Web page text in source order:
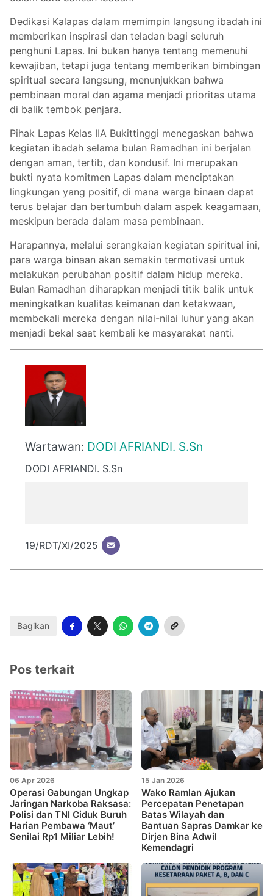
Dedikasi Kalapas dalam memimpin langsung ibadah ini
memberikan inspirasi dan teladan bagi seluruh
penghuni Lapas. Ini bukan hanya tentang memenuhi
kewajiban, tetapi juga tentang memberikan bimbingan
spiritual secara langsung, menunjukkan bahwa
pembinaan moral dan agama menjadi prioritas utama
di balik tembok penjara.
Pihak Lapas Kelas IIA Bukittinggi menegaskan bahwa
kegiatan ibadah selama bulan Ramadhan ini berjalan
dengan aman, tertib, dan kondusif. Ini merupakan
bukti nyata komitmen Lapas dalam menciptakan
lingkungan yang positif, di mana warga binaan dapat
terus belajar dan bertumbuh dalam aspek keagamaan,
meskipun berada dalam masa pembinaan.
Harapannya, melalui serangkaian kegiatan spiritual ini,
para warga binaan akan semakin termotivasi untuk
melakukan perubahan positif dalam hidup mereka.
Bulan Ramadhan diharapkan menjadi titik balik untuk
meningkatkan kualitas keimanan dan ketakwaan,
membekali mereka dengan nilai-nilai luhur yang akan
menjadi bekal saat kembali ke masyarakat nanti.
Wartawan: DODI AFRIANDI. S.Sn
DODI AFRIANDI. S.Sn
19/RDT/XI/2025
Bagikan
Pos terkait
06 Apr 2026
Operasi Gabungan Ungkap
Jaringan Narkoba Raksasa:
Polisi dan TNI Ciduk Buruh
Harian Pembawa ‘Maut’
Senilai Rp1 Miliar Lebih!
15 Jan 2026
Wako Ramlan Ajukan
Percepatan Penetapan
Batas Wilayah dan
Bantuan Sapras Damkar ke
Dirjen Bina Adwil
Kemendagri